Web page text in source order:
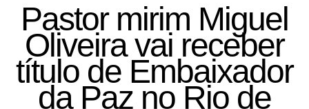
Pastor mirim Miguel
Oliveira vai receber
título de Embaixador
da Paz no Rio de